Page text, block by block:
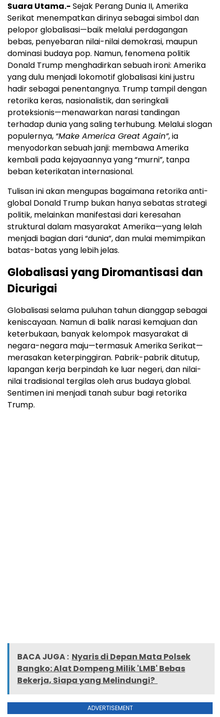
Suara Utama.- Sejak Perang Dunia II, Amerika
Serikat menempatkan dirinya sebagai simbol dan
pelopor globalisasi—baik melalui perdagangan
bebas, penyebaran nilai-nilai demokrasi, maupun
dominasi budaya pop. Namun, fenomena politik
Donald Trump menghadirkan sebuah ironi: Amerika
yang dulu menjadi lokomotif globalisasi kini justru
hadir sebagai penentangnya. Trump tampil dengan
retorika keras, nasionalistik, dan seringkali
proteksionis—menawarkan narasi tandingan
terhadap dunia yang saling terhubung. Melalui slogan
populernya, “Make America Great Again”, ia
menyodorkan sebuah janji: membawa Amerika
kembali pada kejayaannya yang “murni”, tanpa
beban keterikatan internasional.
Tulisan ini akan mengupas bagaimana retorika anti-
global Donald Trump bukan hanya sebatas strategi
politik, melainkan manifestasi dari keresahan
struktural dalam masyarakat Amerika—yang lelah
menjadi bagian dari “dunia”, dan mulai memimpikan
batas-batas yang lebih jelas.
Globalisasi yang Diromantisasi dan
Dicurigai
Globalisasi selama puluhan tahun dianggap sebagai
keniscayaan. Namun di balik narasi kemajuan dan
keterbukaan, banyak kelompok masyarakat di
negara-negara maju—termasuk Amerika Serikat—
merasakan keterpinggiran. Pabrik-pabrik ditutup,
lapangan kerja berpindah ke luar negeri, dan nilai-
nilai tradisional tergilas oleh arus budaya global.
Sentimen ini menjadi tanah subur bagi retorika
Trump.
BACA JUGA : Nyaris di Depan Mata Polsek
Bangko: Alat Dompeng Milik 'LMB' Bebas
Bekerja, Siapa yang Melindungi?
ADVERTISEMENT